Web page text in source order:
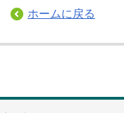
ホームに戻る